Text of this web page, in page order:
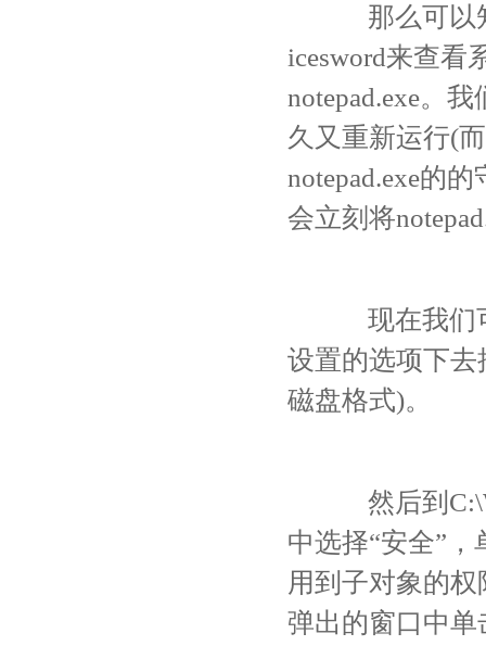
那么可以知
icesword来查看
notepad.exe。
久又重新运行(
notepad.exe的
会立刻将
现在我们
设置的选项下去
磁盘格式)。
然后到
中选择“安全”
用到子对象的
弹出的窗口中单